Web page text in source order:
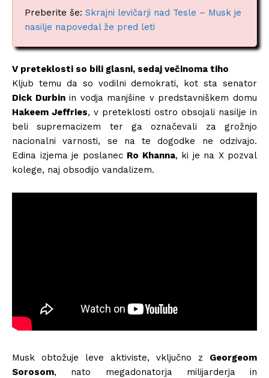
Preberite še: Skrajni levičarji nad Tesle – Musk je
nasilje napovedal že pred leti
V preteklosti so bili glasni, sedaj večinoma tiho
Kljub temu da so vodilni demokrati, kot sta senator
Dick Durbinin vodja manjšine v predstavniškem domu
Hakeem Jeffries, v preteklosti ostro obsojali nasilje in
beli supremacizem ter ga označevali za grožnjo
nacionalni varnosti, se na te dogodke ne odzivajo.
Edina izjema je poslanec Ro Khanna, ki je na X pozval
kolege, naj obsodijo vandalizem.
Musk obtožuje leve aktiviste, vključno z Georgeom
Sorosom, nato megadonatorja milijarderja in